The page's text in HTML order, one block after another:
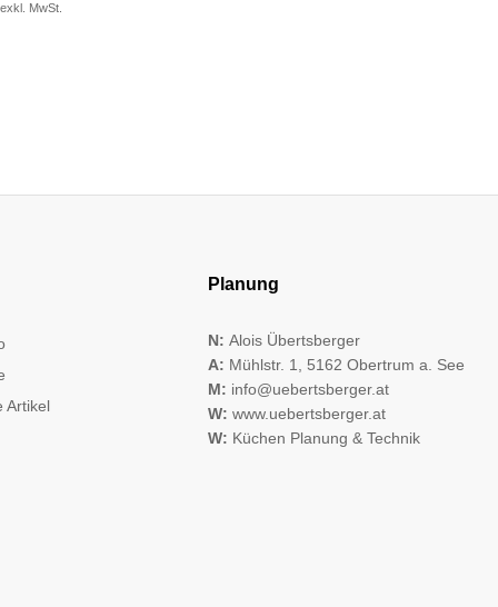
exkl. MwSt.
exkl. MwSt.
Artikel
Planung
N: Alois Übertsberger
A: Mühlstr. 1, 5162 Obertrum a. See
M: info@uebertsberger.at
W: www.uebertsberger.at
W: Küchen Planung & Technik